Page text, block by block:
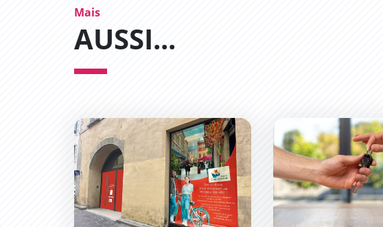
Mais
AUSSI...
Trouvez un local commercial Les aides disponibles